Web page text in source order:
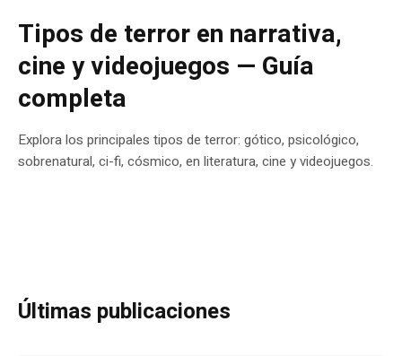
Tipos de terror en narrativa,
cine y videojuegos — Guía
completa
Explora los principales tipos de terror: gótico, psicológico,
sobrenatural, ci-fi, cósmico, en literatura, cine y videojuegos.
Últimas publicaciones